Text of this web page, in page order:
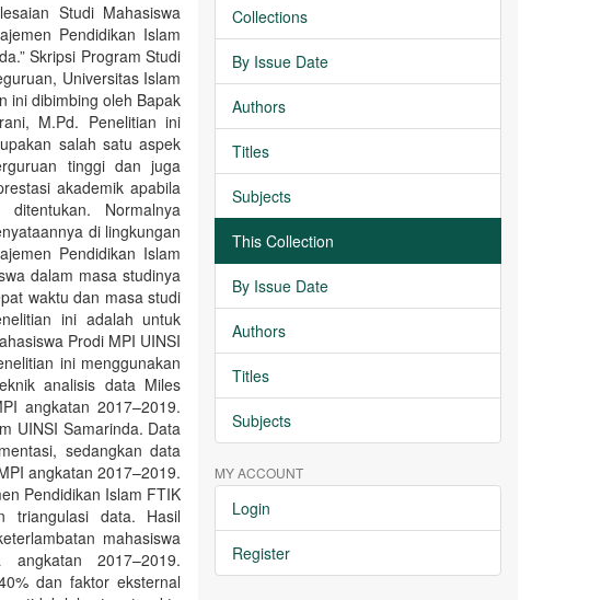
Studi Mahasiswa
Pendidikan Islam
Skripsi Program Studi
Universitas Islam
ini dibimbing oleh Bapak
M.Pd. Penelitian ini
salah satu aspek
tinggi dan juga
akademik apabila
Normalnya
di lingkungan
Pendidikan Islam
dalam masa studinya
waktu dan masa studi
ini adalah untuk
Prodi MPI UINSI
ini menggunakan
analisis data Miles
angkatan 2017–2019.
UINSI Samarinda. Data
sedangkan data
angkatan 2017–2019.
Pendidikan Islam FTIK
triangulasi data. Hasil
mahasiswa
2017–2019.
dan faktor eksternal
Collections
By Issue Date
Authors
Titles
Subjects
This Collection
By Issue Date
Authors
Titles
Subjects
MY ACCOUNT
Login
Register